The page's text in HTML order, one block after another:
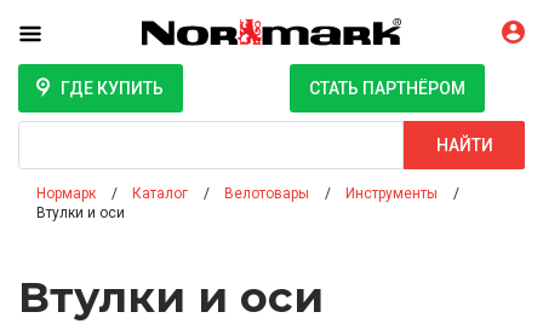
ГДЕ КУПИТЬ СТАТЬ ПАРТНЁРОМ
НАЙТИ
Нормарк Каталог Велотовары
Инструменты
Втулки и оси
Втулки и оси